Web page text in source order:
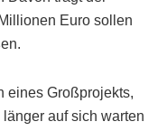
Euro sollen
eines Großprojekts,
auf sich warten